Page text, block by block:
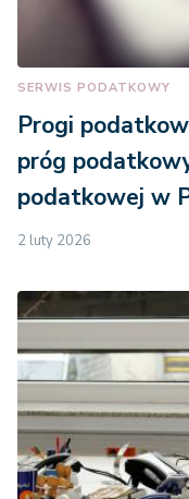
SERWIS PODATKOWY
Progi
próg
podatkowej w
2 luty 2026